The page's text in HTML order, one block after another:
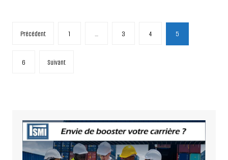
Pagination
publications
Précédent 1 … 3 4 5
6 Suivant